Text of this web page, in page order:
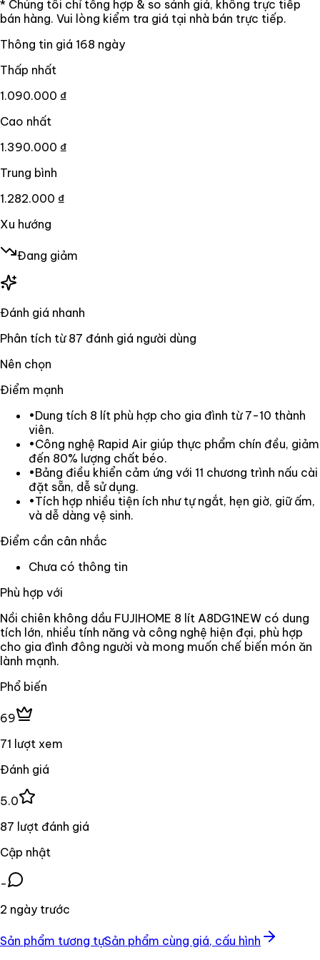
* Chúng tôi chỉ tổng hợp & so sánh giá, không trực tiếp
bán hàng. Vui lòng kiểm tra giá tại nhà bán trực tiếp.
Thông tin giá 168 ngày
Thấp nhất
1.090.000 ₫
Cao nhất
1.390.000 ₫
Trung bình
1.282.000 ₫
Xu hướng
Đang giảm
Đánh giá nhanh
Phân tích từ 87 đánh giá người dùng
Nên chọn
Điểm mạnh
•Dung tích 8 lít phù hợp cho gia đình từ 7-10 thành
viên.
•Công nghệ Rapid Air giúp thực phẩm chín đều, giảm
đến 80% lượng chất béo.
•Bảng điều khiển cảm ứng với 11 chương trình nấu cài
đặt sẵn, dễ sử dụng.
•Tích hợp nhiều tiện ích như tự ngắt, hẹn giờ, giữ ấm,
và dễ dàng vệ sinh.
Điểm cần cân nhắc
Chưa có thông tin
Phù hợp với
Nồi chiên không dầu FUJIHOME 8 lít A8DG1NEW có dung
tích lớn, nhiều tính năng và công nghệ hiện đại, phù hợp
cho gia đình đông người và mong muốn chế biến món ăn
lành mạnh.
Phổ biến
69
71 lượt xem
Đánh giá
5.0
87 lượt đánh giá
Cập nhật
-
2 ngày trước
Sản phẩm tương tựSản phẩm cùng giá, cấu hình